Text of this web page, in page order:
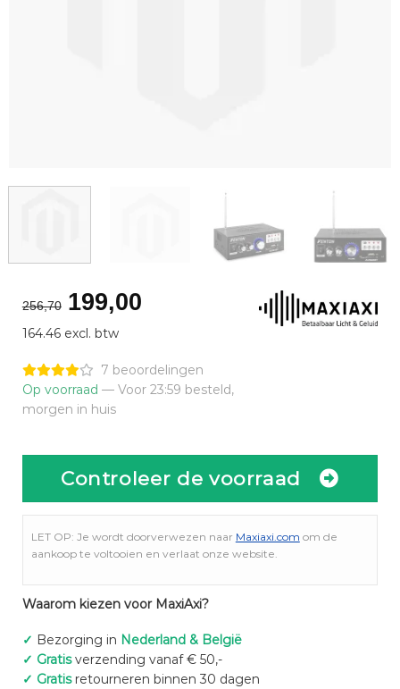
256,70 Oorspronkelijke
prijs
was:
€256,70.
199,00Huidige
€199,00.
164.46 excl. btw
7 beoordelingen
Op voorraad — Voor 23:59 besteld,
morgen in huis
Controleer de voorraad
LET OP: Je wordt doorverwezen naar Maxiaxi.com om de
aankoop te voltooien en verlaat onze website.
Waarom kiezen voor MaxiAxi?
✓ Bezorging in Nederland & België
✓ Gratisverzending vanaf € 50,-
✓ Gratisretourneren binnen 30 dagen